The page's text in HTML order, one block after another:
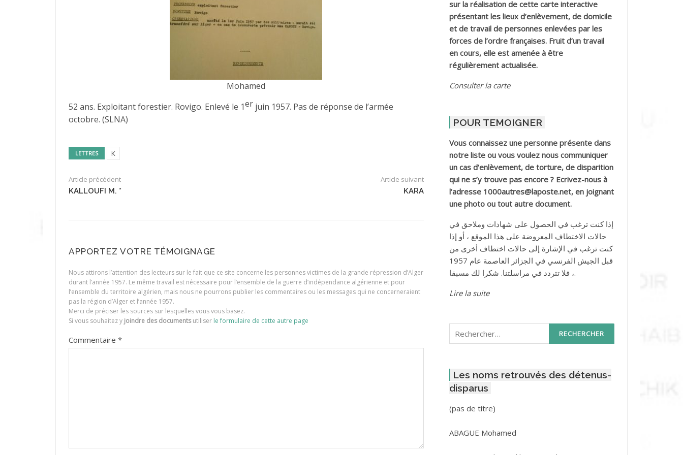
Mohamed
52 ans. Exploitant forestier. Rovigo. Enlevé le 1er juin 1957. Pas de réponse de l’armée
octobre. (SLNA)
LETTRES K
Article précédent
KALLOUFI M. *
Article suivant
KARA
APPORTEZ VOTRE TÉMOIGNAGE
Nous attirons l’attention des lecteurs sur le fait que ce site concerne les personnes victimes de la grande répression d’Alger
durant l’année 1957. Le même travail est nécessaire pour l’ensemble de la guerre d’indépendance algérienne et pour
l’ensemble du territoire algérien, mais nous ne pourrons publier les commentaires ou les messages qui ne concerneraient
pas la région d’Alger et l’année 1957.
Merci de préciser les sources sur lesquelles vous vous basez.
Si vous souhaitez y joindre des documentsutiliser le formulaire de cette autre page
Commentaire *
sur la réalisation de cette carte interactive
présentant les lieux d’enlèvement, de domicile
et de travail de personnes enlevées par les
forces de l’ordre françaises. Fruit d’un travail
en cours, elle est amenée à être
régulièrement actualisée.
Consulter la carte
POUR TEMOIGNER
Vous connaissez une personne présente dans
notre liste ou vous voulez nous communiquer
un cas d’enlèvement, de torture, de disparition
qui ne s’y trouve pas encore ? Ecrivez-nous à
l’adresse 1000autres@laposte.net, en joignant
une photo ou tout autre document.
إذا كنت ترغب في الحصول على شهادات وملاحق في
حالات الاختطاف المعروضة على هذا الموقع ، أو إذا
كنت ترغب في الإشارة إلى حالات اختطاف أخرى من
قبل الجيش الفرنسي في الجزائر العاصمة عام 1957
، فلا تتردد في مراسلتنا. شكرا لك مسبقا.
Lire la suite
Rechercher :
Les noms retrouvés des détenus-
disparus
(pas de titre)Post
3416
ABAGUE Mohamed